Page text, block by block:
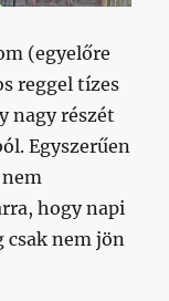
(egyelőre
reggel tízes
nagy részét
Egyszerűen
hogy napi
csak nem jön